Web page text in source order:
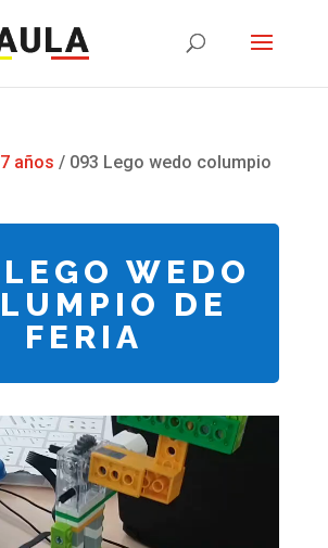
años / 093 Lego wedo columpio
WEDO
DE
FERIA